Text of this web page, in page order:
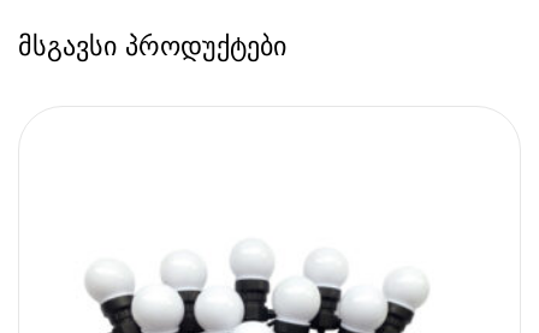
მსგავსი პროდუქტები